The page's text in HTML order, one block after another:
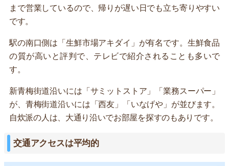
まで営業しているので、帰りが遅い日でも立ち寄りやすい
です。
駅の南口側は「生鮮市場アキダイ」が有名です。生鮮食品
の質が高いと評判で、テレビで紹介されることも多いで
す。
新青梅街道沿いには「サミットストア」「業務スーパー」
が、青梅街道沿いには「西友」「いなげや」が並びます。
自炊派の人は、大通り沿いでお部屋を探すのもありです。
交通アクセスは平均的